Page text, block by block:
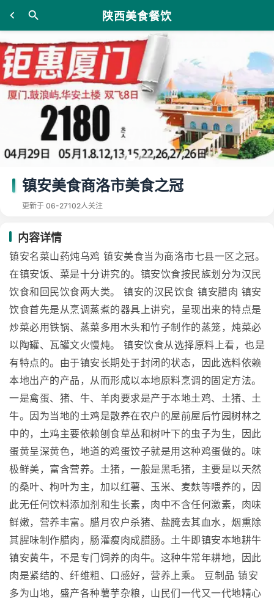
陕西美食餐饮
镇安美食商洛市美食之冠
更新于 06-27102人关注
内容详情
镇安名菜山药炖乌鸡 镇安美食当为商洛市七县一区之冠。
在镇安饭、菜是十分讲究的。镇安饮食按民族划分为汉民
饮食和回民饮食两大类。 镇安的汉民饮食 镇安腊肉 镇安
饮食首先是从烹调蒸煮的器具上讲究，呈现出来的特点是
炒菜必用铁锅、蒸菜多用木头和竹子制作的蒸笼，炖菜必
以陶罐、瓦罐文火慢炖。 镇安饮食从选择原料上看，也是
有特点的。由于镇安长期处于封闭的状态，因此选料依赖
本地出产的产品，从而形成以本地原料烹调的固定方法。
一是禽蛋、猪、牛、羊肉要求是产于本地土鸡、土猪、土
牛。因为当地的土鸡是散养在农户的屋前屋后竹园树林之
中的，土鸡主要依赖刨食草丛和树叶下的虫子为生，因此
蛋黄呈深黄色，地道的鸡蛋饺子就是用这种鸡蛋做的。味
极鲜美，富含营养。土猪，一般是黑毛猪，主要是以天然
的桑叶、枸叶为主，加以红薯、玉米、麦麸等喂养的，因
此无任何饮料添加剂和生长素，肉中不含任何激素，肉味
鲜嫩，营养丰富。腊月农户杀猪、盐腌去其血水，烟熏除
其腥味制作腊肉，肠灌瘦肉成腊肠。土牛即镇安本地耕牛
镇安黄牛，不是专门饲养的肉牛。这种牛常年耕地，因此
肉是紧结的、纤维粗、口感好，营养上乘。 豆制品 镇安
多为山地，盛产各种薯芋杂粮，山民们一代又一代地精心